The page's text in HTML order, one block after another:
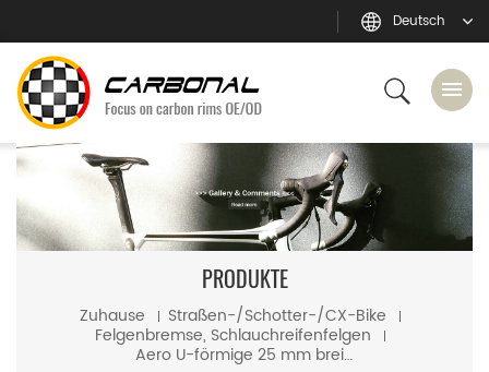
Deutsch
PRODUKTE
Zuhause Straßen-/Schotter-/CX-Bike
Felgenbremse, Schlauchreifenfelgen
Aero U-förmige 25 mm breite, 60 mm tiefe Felgenbrems-Carbon-Rohrfelgen